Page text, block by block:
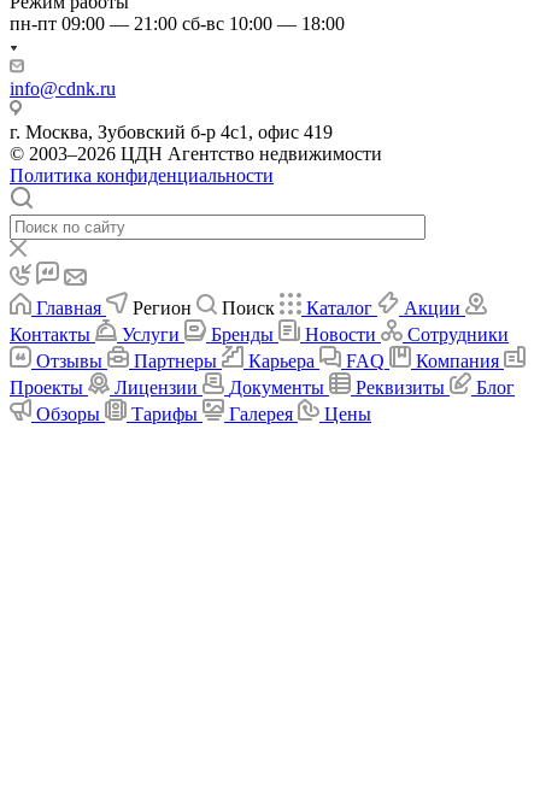
пн-пт 09:00 — 21:00 сб-вс 10:00 — 18:00
info@cdnk.ru
г. Москва, Зубовский б-р 4с1, офис 419
© 2003–2026 ЦДН Агентство недвижимости
Политика конфиденциальности
Главная Регион Поиск Каталог
Акции
Контакты
Услуги Бренды Новости
Сотрудники
Отзывы
Партнеры Карьера FAQ
Компания
Проекты
Лицензии Документы Реквизиты
Блог
Обзоры
Тарифы Галерея Цены